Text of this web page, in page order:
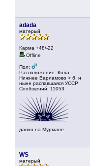
adada
матерый
Карма +48/-22
Offline
Пол:
Расположение: Кола,
Нижнее Варламово > б. и
ныне распавшаяся УССР
Сообщений: 11053
давно на Мурмане
WS
матерый